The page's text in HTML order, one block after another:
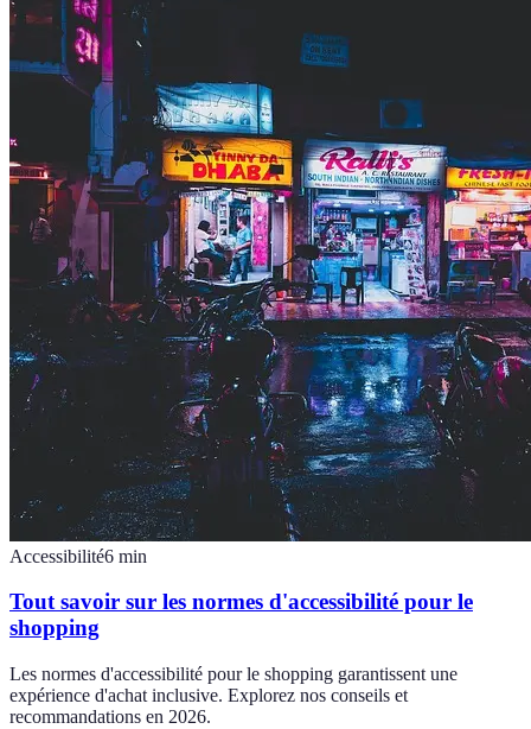
Accessibilité6 min
Tout savoir sur les normes d'accessibilité pour le
shopping
Les normes d'accessibilité pour le shopping garantissent une
expérience d'achat inclusive. Explorez nos conseils et
recommandations en 2026.